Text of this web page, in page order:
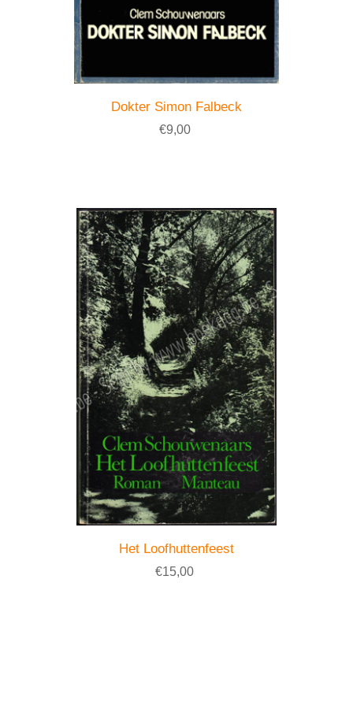
Dokter Simon Falbeck
€9,00
Het Loofhuttenfeest
€15,00